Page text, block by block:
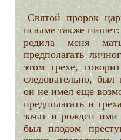
Святой пророк
псалме также пишет:
родила меня
предполагать
этом грехе,
следовательно,
он не имел еще
предполагать и
зачат и рожден ими
был плодом